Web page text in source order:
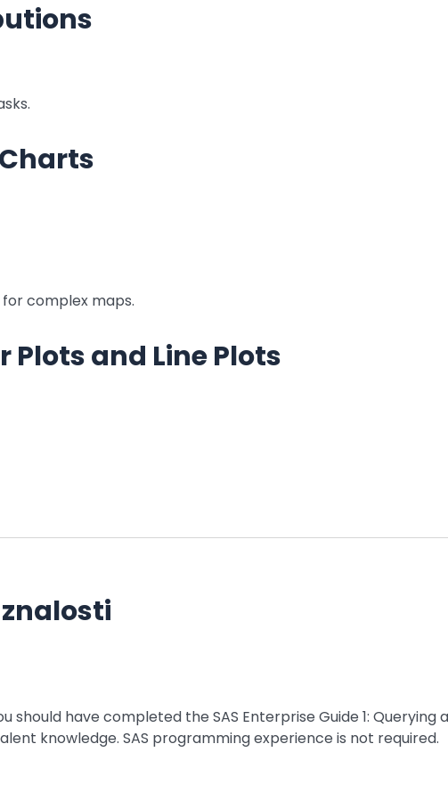
complex maps.
and Line Plots
should have completed the SAS Enterprise Guide 1: Querying
knowledge. SAS programming experience is not required.